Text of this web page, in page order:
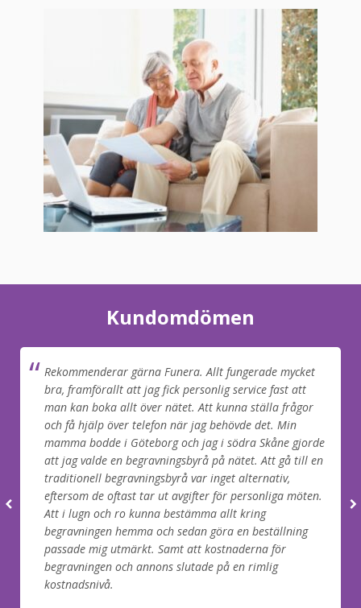
09:00 - 17:00
11:00 - 15:00
11:00 - 15:00
kundtjanst@funera.se
Kundomdömen
Rekommenderar gärna Funera. Allt fungerade mycket
bra, framförallt att jag fick personlig service fast att
man kan boka allt över nätet. Att kunna ställa frågor
och få hjälp över telefon när jag behövde det. Min
mamma bodde i Göteborg och jag i södra Skåne gjorde
att jag valde en begravningsbyrå på nätet. Att gå till en
traditionell begravningsbyrå var inget alternativ,
eftersom de oftast tar ut avgifter för personliga möten.
Att i lugn och ro kunna bestämma allt kring
begravningen hemma och sedan göra en beställning
passade mig utmärkt. Samt att kostnaderna för
begravningen och annons slutade på en rimlig
kostnadsnivå.